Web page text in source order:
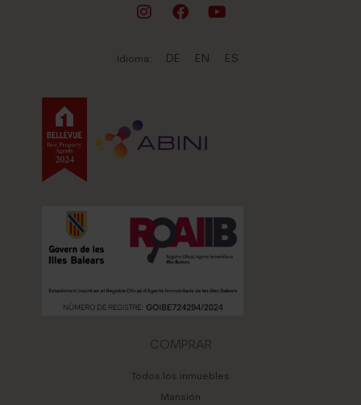
Idioma: DE EN ES
COMPRAR
Todos los inmuebles
Mansión